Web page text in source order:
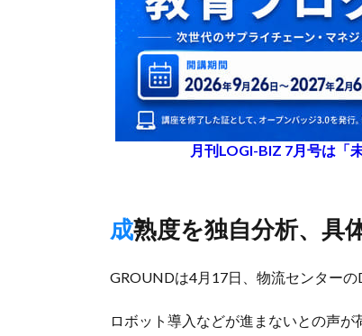
月刊LOGI-BIZ 7月号は「
成熟度を独自分析、
GROUNDは4月17日、物流センターの
ロボット導入などが進まないとの声が